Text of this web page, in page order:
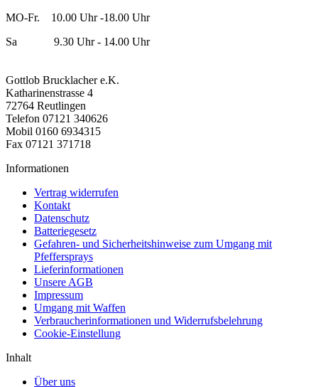
MO-Fr. 10.00 Uhr -18.00 Uhr
Sa 9.30 Uhr - 14.00 Uhr
Gottlob Brucklacher e.K.
Katharinenstrasse 4
72764 Reutlingen
Telefon 07121 340626
Mobil 0160 6934315
Fax 07121 371718
Informationen
Vertrag widerrufen
Kontakt
Datenschutz
Batteriegesetz
Gefahren- und Sicherheitshinweise zum Umgang mit
Pfeffersprays
Lieferinformationen
Unsere AGB
Impressum
Umgang mit Waffen
Verbraucherinformationen und Widerrufsbelehrung
Cookie-Einstellung
Inhalt
Über uns